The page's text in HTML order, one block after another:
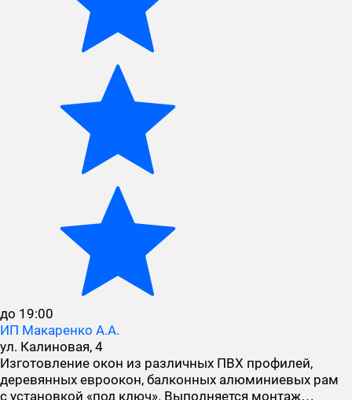
до 19:00
ИП Макаренко А.А.
ул. Калиновая, 4
Изготовление окон из различных ПВХ профилей,
деревянных евроокон, балконных алюминиевых рам
с установкой «под ключ». Выполняется монтаж…